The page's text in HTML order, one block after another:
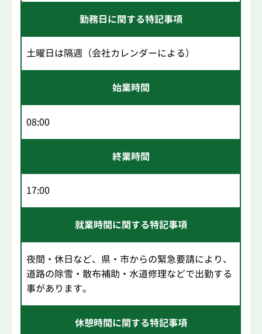
勤務日に関する特記事項
土曜日は隔週（会社カレンダーによる）
始業時間
08:00
終業時間
17:00
就業時間に関する特記事項
夜間・休日など、県・市からの緊急要請により、
道路の除雪・散布補助・水道修理などで出勤する
事があります。
休憩時間に関する特記事項